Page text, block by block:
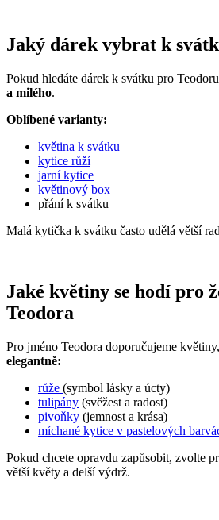
Jaký dárek vybrat k
Pokud hledáte dárek k svátku pro
a milého.
Oblíbené varianty:
květina k svátku
kytice růží
jarní kytice
květinový box
přání k svátku
Malá kytička k svátku často udělá větší
Jaké květiny se hodí pro
Teodora
Pro jméno Teodora doporučujeme
elegantně:
růže (symbol lásky a úcty)
tulipány (svěžest a radost)
pivoňky (jemnost a krása)
míchané kytice v pastelových
Pokud chcete opravdu zapůsobit, zvolte
větší květy a delší výdrž.